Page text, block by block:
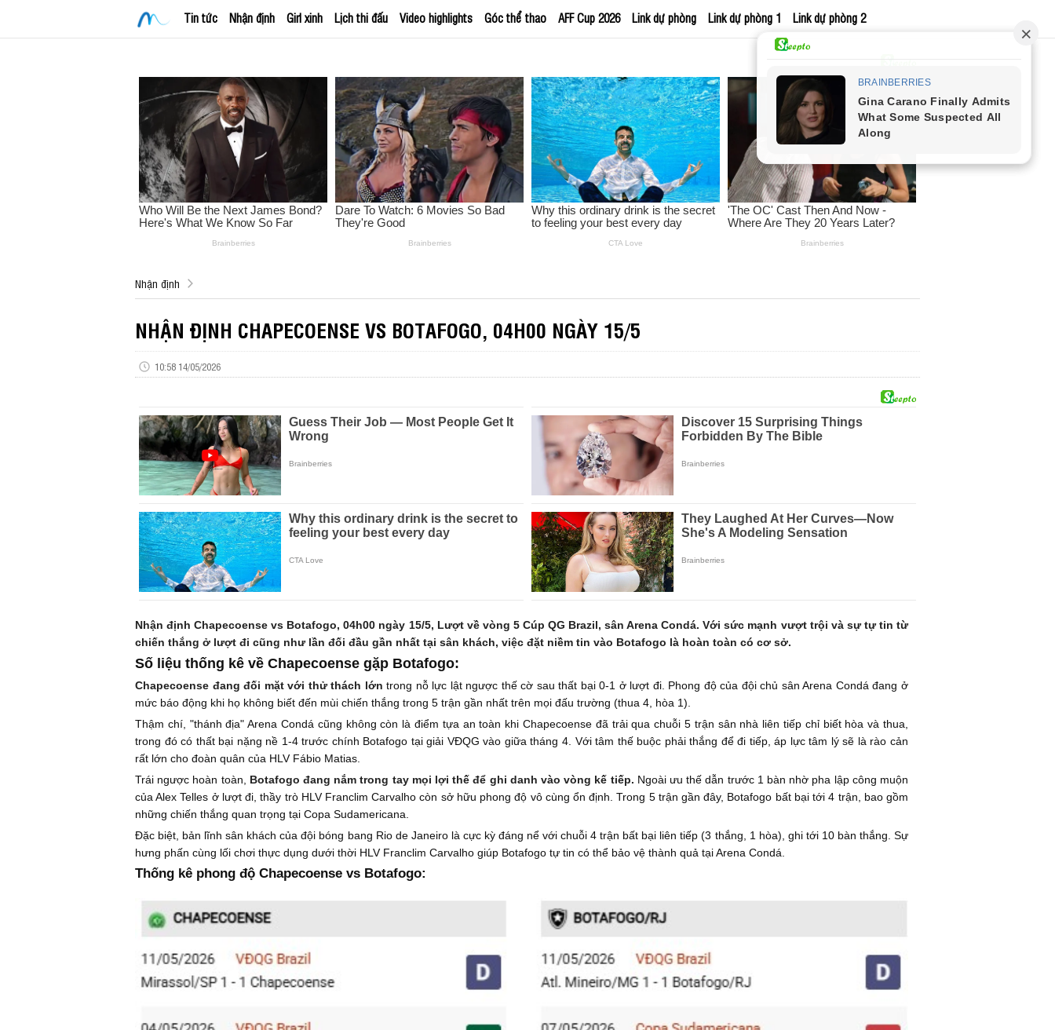
Tin tức Nhận định Girl xinh Lịch thi đấu Video highlights Góc thể thao AFF Cup 2026 Link dự phòng Link dự phòng 1 Link dự phòng 2
Nhận định
NHẬN ĐỊNH CHAPECOENSE VS BOTAFOGO, 04H00 NGÀY 15/5
10:58 14/05/2026
Nhận định Chapecoense vs Botafogo, 04h00 ngày 15/5, Lượt về vòng 5 Cúp QG Brazil, sân Arena Condá. Với sức mạnh vượt trội và sự tự tin từ
chiến thắng ở lượt đi cũng như lần đối đầu gần nhất tại sân khách, việc đặt niềm tin vào Botafogo là hoàn toàn có cơ sở.
Số liệu thống kê về Chapecoense gặp Botafogo:
Chapecoense đang đối mặt với thử thách lớntrong nỗ lực lật ngược thế cờ sau thất bại 0-1 ở lượt đi. Phong độ của đội chủ sân Arena Condá đang ở
mức báo động khi họ không biết đến mùi chiến thắng trong 5 trận gần nhất trên mọi đấu trường (thua 4, hòa 1).
Thậm chí, "thánh địa" Arena Condá cũng không còn là điểm tựa an toàn khi Chapecoense đã trải qua chuỗi 5 trận sân nhà liên tiếp chỉ biết hòa và thua,
trong đó có thất bại nặng nề 1-4 trước chính Botafogo tại giải VĐQG vào giữa tháng 4. Với tâm thế buộc phải thắng để đi tiếp, áp lực tâm lý sẽ là rào cản
rất lớn cho đoàn quân của HLV Fábio Matias.
Trái ngược hoàn toàn, Botafogo đang nắm trong tay mọi lợi thế để ghi danh vào vòng kế tiếp. Ngoài ưu thế dẫn trước 1 bàn nhờ pha lập công muộn
của Alex Telles ở lượt đi, thầy trò HLV Franclim Carvalho còn sở hữu phong độ vô cùng ổn định. Trong 5 trận gần đây, Botafogo bất bại tới 4 trận, bao gồm
những chiến thắng quan trọng tại Copa Sudamericana.
Đặc biệt, bản lĩnh sân khách của đội bóng bang Rio de Janeiro là cực kỳ đáng nể với chuỗi 4 trận bất bại liên tiếp (3 thắng, 1 hòa), ghi tới 10 bàn thắng. Sự
hưng phấn cùng lối chơi thực dụng dưới thời HLV Franclim Carvalho giúp Botafogo tự tin có thể bảo vệ thành quả tại Arena Condá.
Thống kê phong độ Chapecoense vs Botafogo: